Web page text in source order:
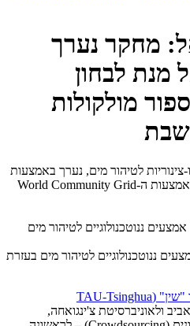
מחקר נערך
מנת לבחון
מולקולות
לטיהור מים, נערך באמצעות
150,000 מחשבים של מתנדבים באמצעות ה-World Community Grid
ננוטכנולוגיים לטיהור מים בעזרת
"שין" (TAU-Tsinghua
אביב ולאוניברסיטת צ'ינגואחה,